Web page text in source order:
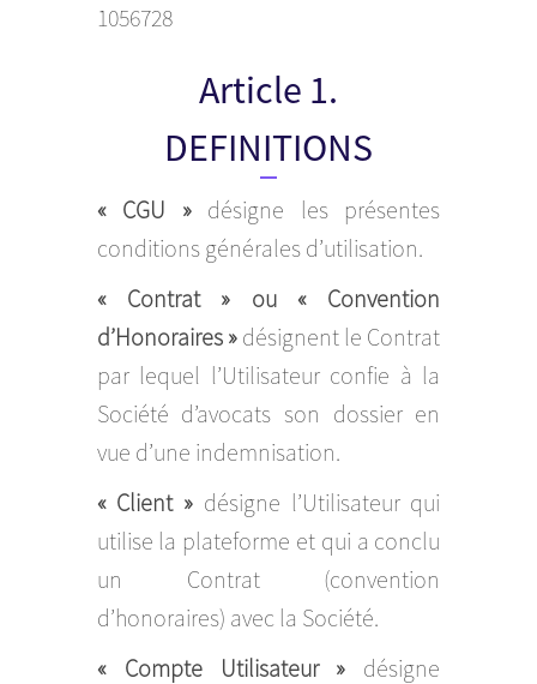
1056728
Article 1.
DEFINITIONS
« CGU »désigne les présentes
conditions générales d’utilisation.
« Contrat » ou « Convention
d’Honoraires » désignent le Contrat
par lequel l’Utilisateur confie à la
Société d’avocats son dossier en
vue d’une indemnisation.
« Client » désigne l’Utilisateur qui
utilise la plateforme et qui a conclu
un Contrat (convention
d’honoraires) avec la Société.
« Compte Utilisateur » désigne